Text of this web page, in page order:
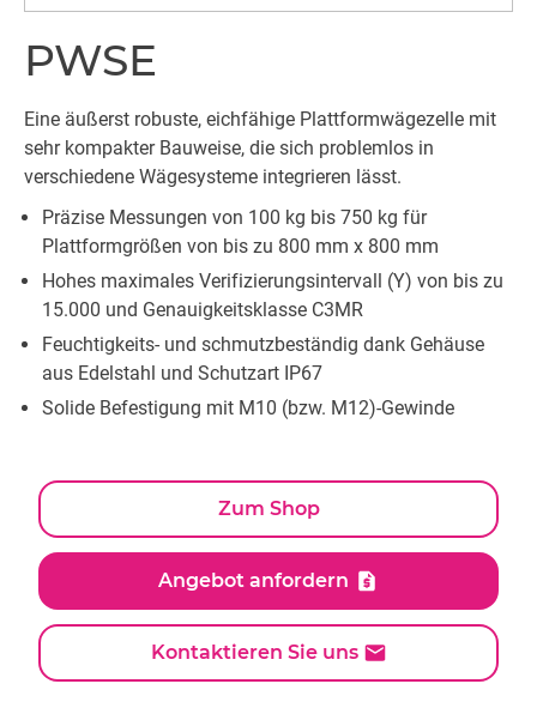
PWSE
Eine äußerst robuste, eichfähige Plattformwägezelle mit
sehr kompakter Bauweise, die sich problemlos in
verschiedene Wägesysteme integrieren lässt.
Präzise Messungen von 100 kg bis 750 kg für
Plattformgrößen von bis zu 800 mm x 800 mm
Hohes maximales Verifizierungsintervall (Y) von bis zu
15.000 und Genauigkeitsklasse C3MR
Feuchtigkeits- und schmutzbeständig dank Gehäuse
aus Edelstahl und Schutzart IP67
Solide Befestigung mit M10 (bzw. M12)-Gewinde
Zum Shop
Angebot anfordern
Kontaktieren Sie uns